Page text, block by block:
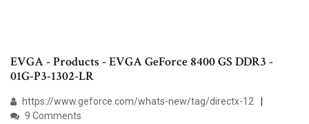
EVGA - Products - EVGA GeForce 8400 GS DDR3 -
01G-P3-1302-LR
https://www.geforce.com/whats-new/tag/directx-12
9 Comments